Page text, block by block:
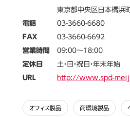
東京都中央区日本橋浜
電話
03-3660-6680
FAX
03-3660-6692
営業時間
09:00～18:00
定休日
土・日・祝日・年末年始
URL
http://www.spd-
オフィス製品 商環境製品